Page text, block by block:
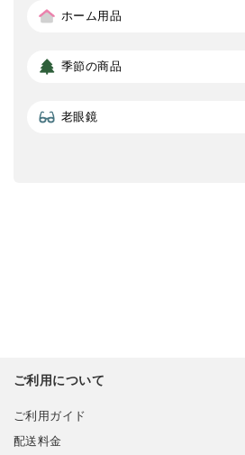
ホーム用品
季節の商品
老眼鏡
ご利用について
ご利用ガイド
配送料金